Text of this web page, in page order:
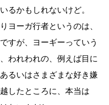
るかもしれないけど。
ーガ行者というのは、
すが、ヨーギーっていう
われわれの、例えば目に
るいはさまざまな好き嫌
したところに、本当は